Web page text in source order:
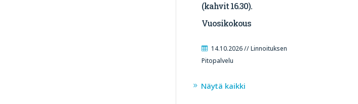
(kahvit 16.30).
Vuosikokous
14.10.2026 // Linnoituksen
Pitopalvelu
Näytä kaikki